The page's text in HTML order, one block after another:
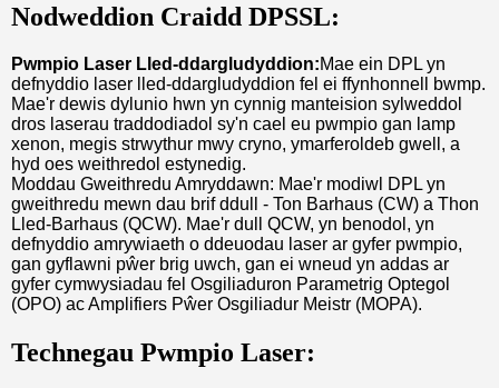
Nodweddion Craidd DPSSL:
Pwmpio Laser Lled-ddargludyddion:Mae ein DPL yn
defnyddio laser lled-ddargludyddion fel ei ffynhonnell bwmp.
Mae'r dewis dylunio hwn yn cynnig manteision sylweddol
dros laserau traddodiadol sy'n cael eu pwmpio gan lamp
xenon, megis strwythur mwy cryno, ymarferoldeb gwell, a
hyd oes weithredol estynedig.
Moddau Gweithredu Amryddawn: Mae'r modiwl DPL yn
gweithredu mewn dau brif ddull - Ton Barhaus (CW) a Thon
Lled-Barhaus (QCW). Mae'r dull QCW, yn benodol, yn
defnyddio amrywiaeth o ddeuodau laser ar gyfer pwmpio,
gan gyflawni pŵer brig uwch, gan ei wneud yn addas ar
gyfer cymwysiadau fel Osgiliaduron Parametrig Optegol
(OPO) ac Amplifiers Pŵer Osgiliadur Meistr (MOPA).
Technegau Pwmpio Laser: